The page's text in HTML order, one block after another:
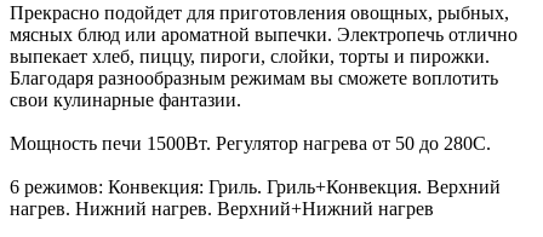
Прекрасно подойдет для приготовления овощных, рыбных,
мясных блюд или ароматной выпечки. Электропечь отлично
выпекает хлеб, пиццу, пироги, слойки, торты и пирожки.
Благодаря разнообразным режимам вы сможете воплотить
свои кулинарные фантазии.
Мощность печи 1500Вт. Регулятор нагрева от 50 до 280С.
6 режимов: Конвекция: Гриль. Гриль+Конвекция. Верхний
нагрев. Нижний нагрев. Верхний+Нижний нагрев